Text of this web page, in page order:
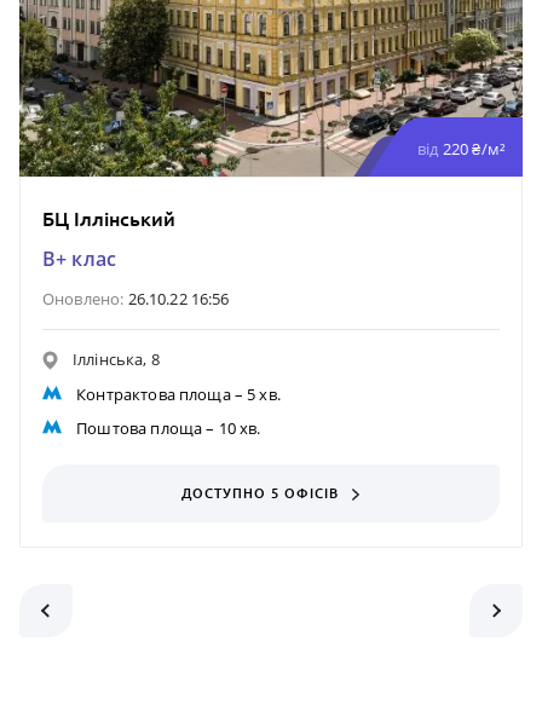
від 220 ₴/м²
БЦ Іллінський
B+ клас
Оновлено: 26.10.22 16:56
Іллінська, 8
Контрактова площа– 5 хв.
Поштова площа– 10 хв.
ДОСТУПНО 5 ОФІСІВ